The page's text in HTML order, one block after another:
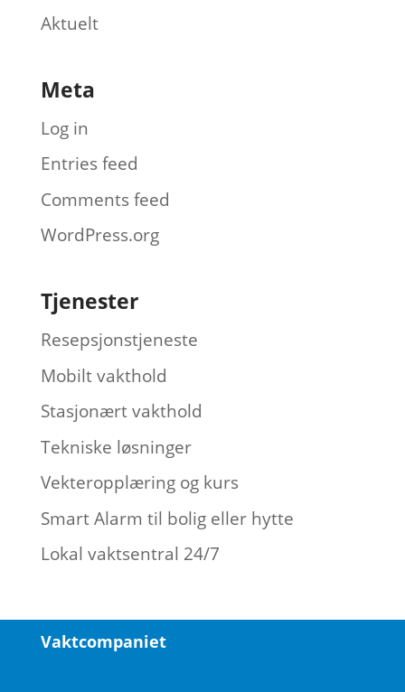
Aktuelt
Meta
Log in
Entries feed
Comments feed
WordPress.org
Tjenester
Resepsjonstjeneste
Mobilt vakthold
Stasjonært vakthold
Tekniske løsninger
Vekteropplæring og kurs
Smart Alarm til bolig eller hytte
Lokal vaktsentral 24/7
Vaktcompaniet